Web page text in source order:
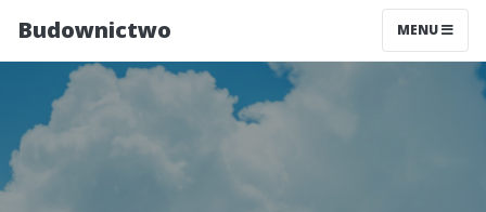
Budownictwo MENU